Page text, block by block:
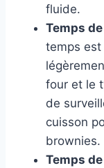
fluide.
Temps
temps
four et le
de
cuisson
brownies.
Temps